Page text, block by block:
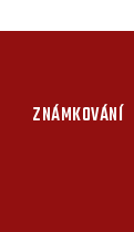
ZNÁMKOVÁNÍ